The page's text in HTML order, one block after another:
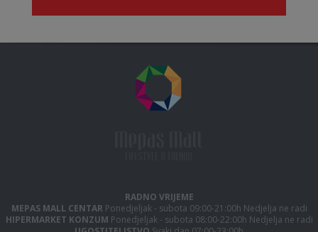
RADNO VRIJEME
MEPAS MALL CENTARPonedjeljak - subota 09:00-21:00h Nedjelja ne radi
HIPERMARKET KONZUM Ponedjeljak - subota 08:00-22:00h Nedjelja ne radi